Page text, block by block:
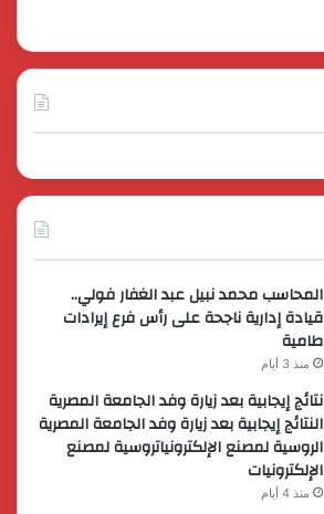
المحاسب محمد نبيل عبد الغفار فولي..
قيادة إدارية ناجحة على رأس فرع إيرادات
طامية
منذ 3 أيام
نتائج إيجابية بعد زيارة وفد الجامعة المصرية
النتائج إيجابية بعد زيارة وفد الجامعة المصرية
الروسية لمصنع الإلكترونياتروسية لمصنع
الإلكترونيات
منذ 4 أيام